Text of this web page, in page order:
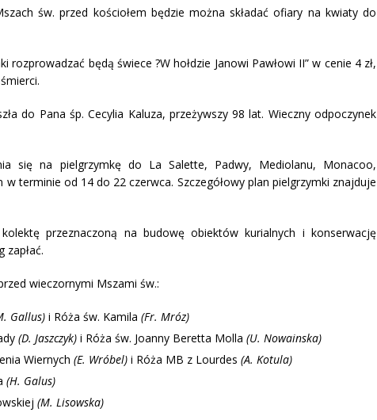
św. przed kościołem będzie można składać ofiary na kwiaty do
rozprowadzać będą świece ?W hołdzie Janowi Pawłowi II” w cenie 4 zł,
do Pana śp. Cecylia Kaluza, przeżywszy 98 lat. Wieczny odpoczynek
się na pielgrzymkę do La Salette, Padwy, Mediolanu, Monacoo,
w terminie od 14 do 22 czerwca. Szczegółowy plan pielgrzymki znajduje
przeznaczoną na budowę obiektów kurialnych i konserwację
zapłać.
wieczornymi Mszami św.:
Gallus) i Róża św. Kamila (Fr. Mróz)
(D. Jaszczyk) i Róża św. Joanny Beretta Molla (U. Nowainska)
Wiernych (E. Wróbel) i Róża MB z Lourdes (A. Kotula)
(H. Galus)
(M. Lisowska)